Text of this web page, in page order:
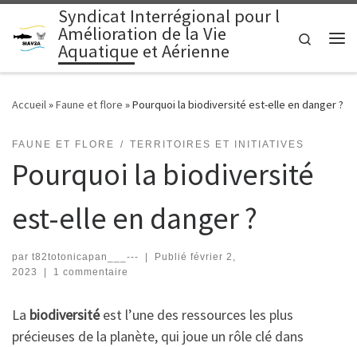
Passer au contenu
Syndicat Interrégional pour l
Amélioration de la Vie
Aquatique et Aérienne
Search
Accueil»Faune et flore »Pourquoi la biodiversité est-elle en danger ?
FAUNE ET FLORE TERRITOIRES ET INITIATIVES
Pourquoi la biodiversité
est-elle en danger ?
par t82totonicapan___--- Publié février 2,
2023
1 commentaire
La biodiversitéest l’une des ressources les plus
précieuses de la planète, qui joue un rôle clé dans